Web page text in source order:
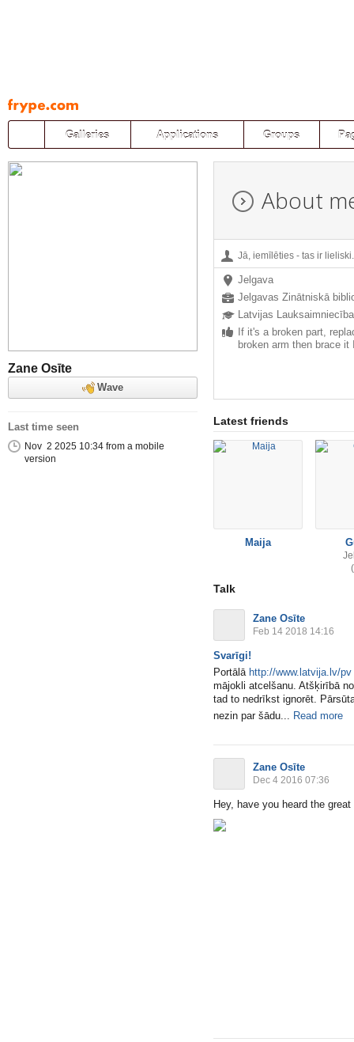
Pāriet
uz
saturu
Galleries Applications Groups
Zane Osīte
Wave
Last time seen
Nov 2 2025 10:34 from a mobile
version
About
Jā, iemīlēties - tas ir
Jelgava
Jelgavas Zinātniskā
Latvijas
If it's a broken part,
broken arm then brace
Latest friends
Maija
Talk
Zane Osīte
Feb 14 2018 14:16
Svarīgi!
Portālā http://www.latvija.lv/pv
mājokli atcelšanu. Atšķirībā
tad to nedrīkst ignorēt.
nezin par šādu... Read more
Zane Osīte
Dec 4 2016 07:36
Hey, have you heard the